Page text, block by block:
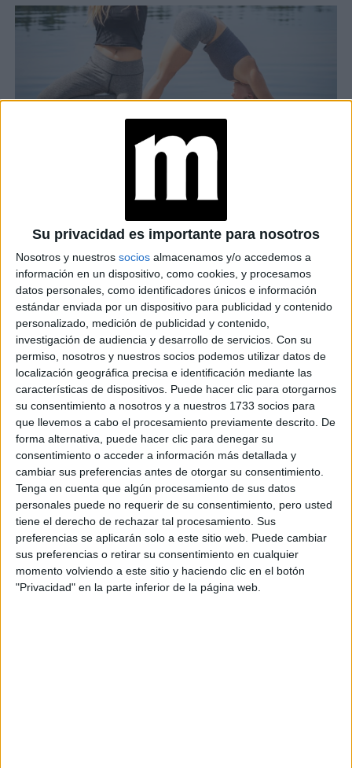
Su privacidad es importante para nosotros
Nosotros y nuestros socios almacenamos y/o accedemos a
información en un dispositivo, como cookies, y procesamos
datos personales, como identificadores únicos e información
estándar enviada por un dispositivo para publicidad y contenido
personalizado, medición de publicidad y contenido,
investigación de audiencia y desarrollo de servicios. Con su
permiso, nosotros y nuestros socios podemos utilizar datos de
localización geográfica precisa e identificación mediante las
características de dispositivos. Puede hacer clic para otorgarnos
su consentimiento a nosotros y a nuestros 1733 socios para
que llevemos a cabo el procesamiento previamente descrito. De
forma alternativa, puede hacer clic para denegar su
consentimiento o acceder a información más detallada y
cambiar sus preferencias antes de otorgar su consentimiento.
Tenga en cuenta que algún procesamiento de sus datos
personales puede no requerir de su consentimiento, pero usted
tiene el derecho de rechazar tal procesamiento. Sus
preferencias se aplicarán solo a este sitio web. Puede cambiar
sus preferencias o retirar su consentimiento en cualquier
momento volviendo a este sitio y haciendo clic en el botón
"Privacidad" en la parte inferior de la página web.
podér mejorar y fortalecer el cuerpo y cómo vas a
flexibilizarte completamente... Cómo es en el yoga, es en
la vida. Esta práctica ayuda además a soltar la exigencias,
las culpas y las molestas diarias", comentaFranzoni,que
acaba de lanzar una colección cápsula de mats
sustentables con la firmaHouse of Mats. Coraje,
Abundancia, Anímate y Gratitud son los tres modelos que
con sus diseños animan a prácticar yoga y sentirse mejor.
GALERÍA DE IMÁGENES